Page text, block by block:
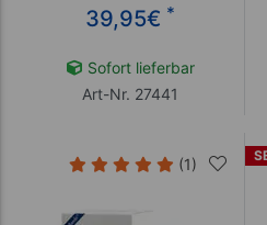
39,95€ *
Sofort lieferbar
Art-Nr. 27441
(1)